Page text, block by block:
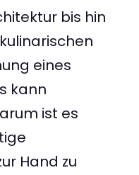
bis hin
eines
kann
ist es
Hand zu